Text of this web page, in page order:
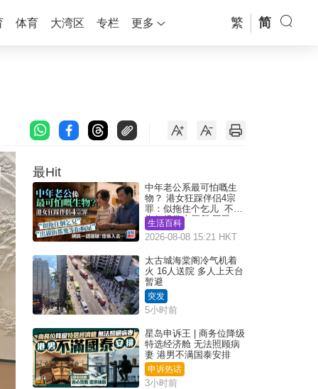
体育 大湾区 专栏 更多 繁 简
最Hit
中年老公系最可怕嘅生
物？ 港女狂踩伴侣4宗
罪：似拖住个乞儿 不解
为何经常去厕所 网民一
语道破
生活百科
2026-08-08 15:21 HKT
太古城海棠阁冷气机着
火 16人送院 多人上天台
暂避
突发
5小时前
星岛申诉王 | 商务位降级
特选经济舱 无法照顾病
妻 港男不满国泰安排
申诉热话
3小时前